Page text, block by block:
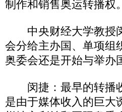
制作和销售奥运转播权。
中央财经大学教授闵
会分给主办国、单项组
奥委会还是开始与举办
闵捷：最早的转播收
是由于媒体收入的巨大